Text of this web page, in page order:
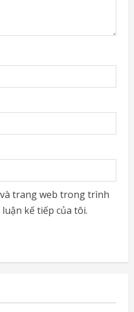
trang web trong trình
kế tiếp của tôi.